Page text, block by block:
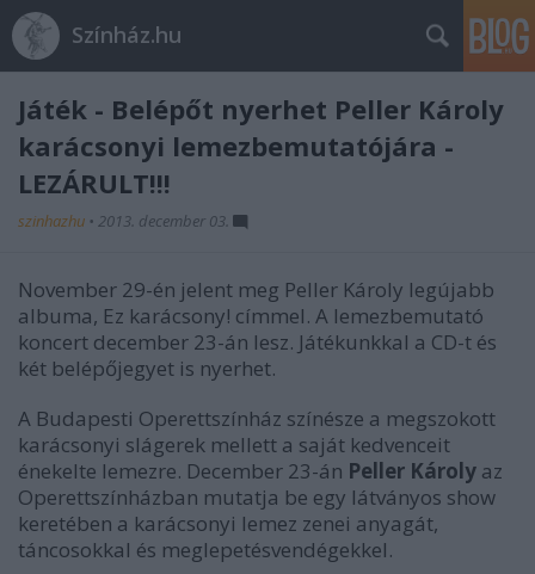
Színház.hu
Játék - Belépőt nyerhet Peller Károly
karácsonyi lemezbemutatójára -
LEZÁRULT!!!
szinhazhu • 2013. december 03.
November 29-én jelent meg Peller Károly legújabb
albuma, Ez karácsony! címmel. A lemezbemutató
koncert december 23-án lesz. Játékunkkal a CD-t és
két belépőjegyet is nyerhet.
A Budapesti Operettszínház színésze a megszokott
karácsonyi slágerek mellett a saját kedvenceit
énekelte lemezre. December 23-án Peller Károly az
Operettszínházban mutatja be egy látványos show
keretében a karácsonyi lemez zenei anyagát,
táncosokkal és meglepetésvendégekkel.